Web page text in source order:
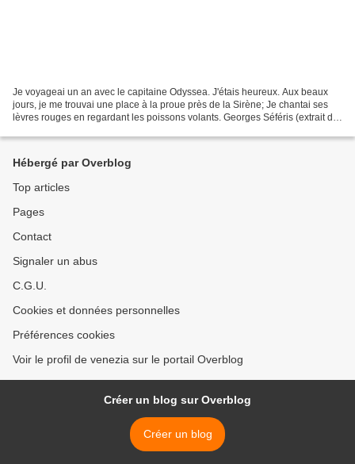
Je voyageai un an avec le capitaine Odyssea. J'étais heureux. Aux beaux
jours, je me trouvai une place à la proue près de la Sirène; Je chantai ses
lèvres rouges en regardant les poissons volants. Georges Séféris (extrait de
Hébergé par Overblog
Top articles
Pages
Contact
Signaler un abus
C.G.U.
Cookies et données personnelles
Préférences cookies
Voir le profil de venezia sur le portail Overblog
Créer un blog sur Overblog
Créer un blog